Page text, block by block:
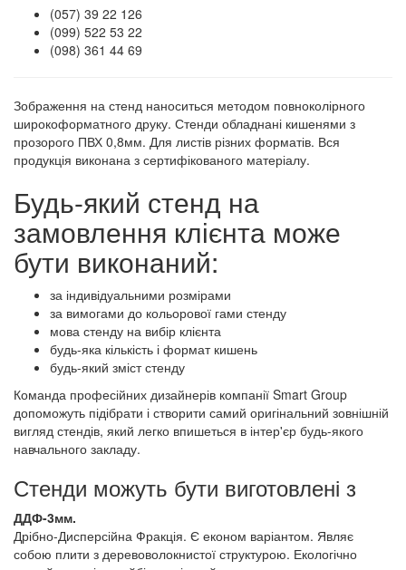
(057) 39 22 126
(099) 522 53 22
(098) 361 44 69
Зображення на стенд наноситься методом повноколірного
широкоформатного друку. Стенди обладнані кишенями з
прозорого ПВХ 0,8мм. Для листів різних форматів. Вся
продукція виконана з сертифікованого матеріалу.
Будь-який стенд на
замовлення клієнта може
бути виконаний:
за індивідуальними розмірами
за вимогами до кольорової гами стенду
мова стенду на вибір клієнта
будь-яка кількість і формат кишень
будь-який зміст стенду
Команда професійних дизайнерів компанії Smart Group
допоможуть підібрати і створити самий оригінальний зовнішній
вигляд стендів, який легко впишеться в інтер'єр будь-якого
навчального закладу.
Стенди можуть бути виготовлені з
ДДФ-3мм.
Дрібно-Дисперсійна Фракція. Є економ варіантом. Являє
собою плити з деревоволокнистої структурою. Екологічно